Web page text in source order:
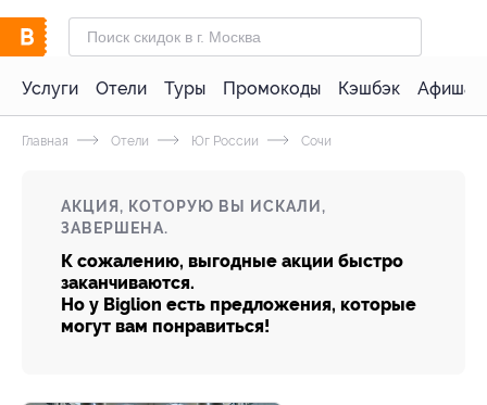
Услуги Отели Туры Промокоды Кэшбэк Афиша
Главная Отели Юг России Сочи
АКЦИЯ, КОТОРУЮ ВЫ ИСКАЛИ,
ЗАВЕРШЕНА.
К сожалению, выгодные акции быстро
заканчиваются.
Но у Biglion есть предложения, которые
могут вам понравиться!